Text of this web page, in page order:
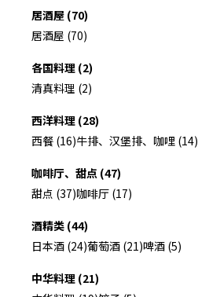
居酒屋 (70)
居酒屋 (70)
各国料理 (2)
清真料理 (2)
西洋料理 (28)
西餐 (16)牛排、汉堡排、咖哩 (14)
咖啡厅、甜点 (47)
甜点 (37)咖啡厅 (17)
酒精类 (44)
日本酒 (24)葡萄酒 (21)啤酒 (5)
中华料理 (21)